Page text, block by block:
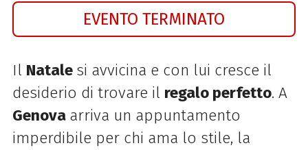
EVENTO TERMINATO
Il Natale si avvicina e con lui cresce il
desiderio di trovare il regalo perfetto. A
Genova arriva un appuntamento
imperdibile per chi ama lo stile, la